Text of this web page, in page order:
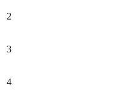
2
3
4